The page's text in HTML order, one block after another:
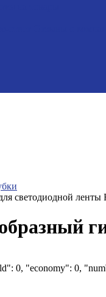
светодиодной
0, "economy": 0,